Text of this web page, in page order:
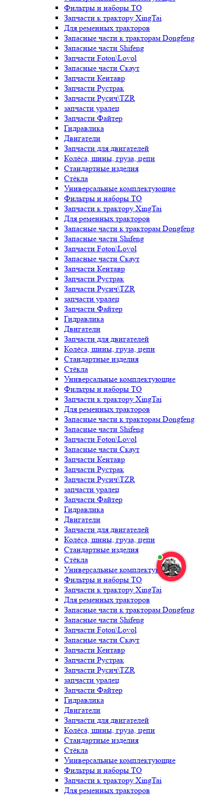
Фильтры и наборы ТО
Запчасти к трактору XingTai
Для ременных тракторов
Запасные части к тракторам Dongfeng
Запасные части Shifeng
Запчасти Foton\Lovol
Запасные части Скаут
Запчасти Кентавр
Запчасти Рустрак
Запчасти Русич\TZR
запчасти уралец
Запчасти Файтер
Гидравлика
Двигатели
Запчасти для двигателей
Колёса, шины, груза, цепи
Стандартные изделия
Стёкла
Универсальные комплектующие
Фильтры и наборы ТО
Запчасти к трактору XingTai
Для ременных тракторов
Запасные части к тракторам Dongfeng
Запасные части Shifeng
Запчасти Foton\Lovol
Запасные части Скаут
Запчасти Кентавр
Запчасти Рустрак
Запчасти Русич\TZR
запчасти уралец
Запчасти Файтер
Гидравлика
Двигатели
Запчасти для двигателей
Колёса, шины, груза, цепи
Стандартные изделия
Стёкла
Универсальные комплектующие
Фильтры и наборы ТО
Запчасти к трактору XingTai
Для ременных тракторов
Запасные части к тракторам Dongfeng
Запасные части Shifeng
Запчасти Foton\Lovol
Запасные части Скаут
Запчасти Кентавр
Запчасти Рустрак
Запчасти Русич\TZR
запчасти уралец
Запчасти Файтер
Гидравлика
Двигатели
Запчасти для двигателей
Колёса, шины, груза, цепи
Стандартные изделия
Стёкла
Универсальные комплектующие
Фильтры и наборы ТО
Запчасти к трактору XingTai
Для ременных тракторов
Запасные части к тракторам Dongfeng
Запасные части Shifeng
Запчасти Foton\Lovol
Запасные части Скаут
Запчасти Кентавр
Запчасти Рустрак
Запчасти Русич\TZR
запчасти уралец
Запчасти Файтер
Гидравлика
Двигатели
Запчасти для двигателей
Колёса, шины, груза, цепи
Стандартные изделия
Стёкла
Универсальные комплектующие
Фильтры и наборы ТО
Запчасти к трактору XingTai
Для ременных тракторов